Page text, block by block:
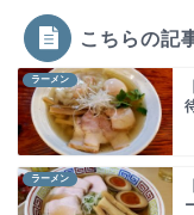
こちらの記
ラーメン
ラーメン